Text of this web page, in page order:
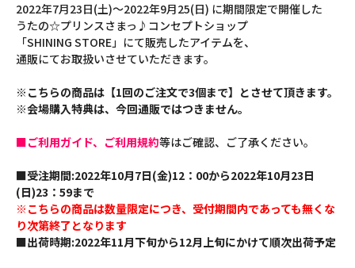
2022年7月23日(土)～2022年9月25(日) に期間限定で開催した
うたの☆プリンスさまっ♪コンセプトショップ
「SHINING STORE」にて販売したアイテムを、
通販にてお取扱いさせていただきます。
※こちらの商品は【1回のご注文で3個まで】とさせて頂きます。
※会場購入特典は、今回通販ではつきません。
■ご利用ガイド、ご利用規約等はご確認、ご了承ください。
■受注期間:2022年10月7日(金)12：00から2022年10月23日
(日)23：59まで
※こちらの商品は数量限定につき、受付期間内であっても無くな
り次第終了となります
■出荷時期:2022年11月下旬から12月上旬にかけて順次出荷予定